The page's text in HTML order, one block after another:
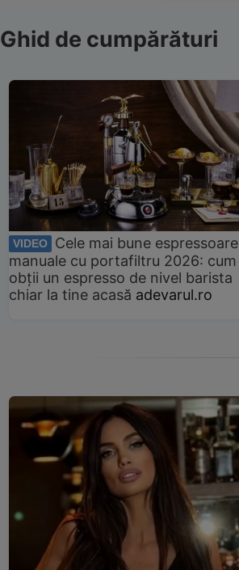
Ghid de cumpărături
VIDEO
Cele mai bune espressoare
manuale cu portafiltru 2026: cum
obții un espresso de nivel barista
chiar la tine acasă adevarul.ro